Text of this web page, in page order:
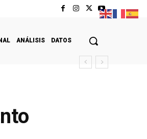
ANÁLISIS DATOS